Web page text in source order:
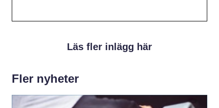
Läs fler inlägg här
Fler nyheter